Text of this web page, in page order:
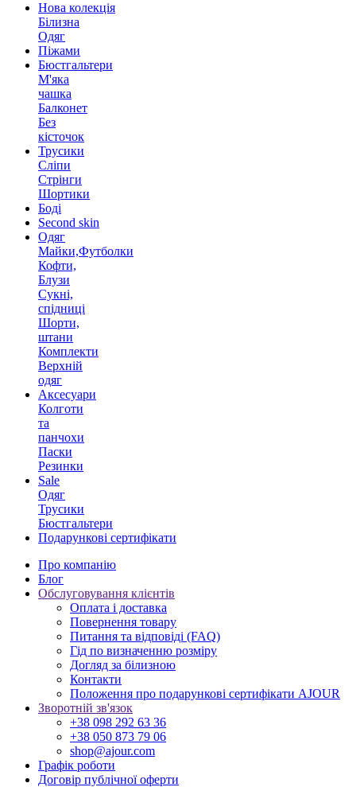
Нова колекція
Білизна
Одяг
Піжами
Бюстгальтери
М'яка
чашка
Балконет
Без
кісточок
Трусики
Сліпи
Стрінги
Шортики
Боді
Second skin
Одяг
Майки,Футболки
Кофти,
Блузи
Сукні,
спідниці
Шорти,
штани
Комплекти
Верхній
одяг
Аксесуари
Колготи
та
панчохи
Паски
Резинки
Sale
Одяг
Трусики
Бюстгальтери
Подарункові сертифікати
Про компанію
Блог
Обслуговування клієнтів
Оплата і доставка
Повернення товару
Питання та відповіді (FAQ)
Гід по визначенню розміру
Догляд за білизною
Контакти
Положення про подарункові сертифікати AJOUR
Зворотній зв'язок
+38 098 292 63 36
+38 050 873 79 06
shop@ajour.com
Графік роботи
Договір публічної оферти